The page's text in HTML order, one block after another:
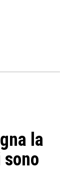
la